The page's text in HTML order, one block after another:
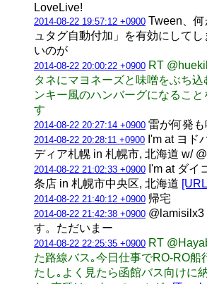
LoveLive!
2014-08-22 19:57:12 +0900 Tween、
ュタグ自動付加」を有効にしてし
いのが
2014-08-22 20:00:22 +0900 RT
タネにマヨネーズと味噌をぶち
ンキー風のハンバーグになること
す
2014-08-22 20:27:14 +0900 雷が何発
2014-08-22 20:28:11 +0900 I'm at ヨド
ディア札幌 in 札幌市, 北海道 w/
2014-08-22 21:02:33 +0900 I'm at ダイ
条店 in 札幌市中央区, 北海道
2014-08-22 21:40:12 +0900 帰宅
2014-08-22 21:42:38 +0900 @lamisilx3
す。ただいまー
2014-08-22 22:25:35 +0900 RT
た路線バス｡今日仕事でRO-RO船
たし｡よく見たら函館バス向けに